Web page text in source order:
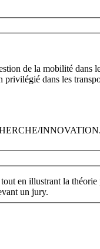
de la mobilité dans
privilégié dans les
en illustrant la théorie
devant un jury.